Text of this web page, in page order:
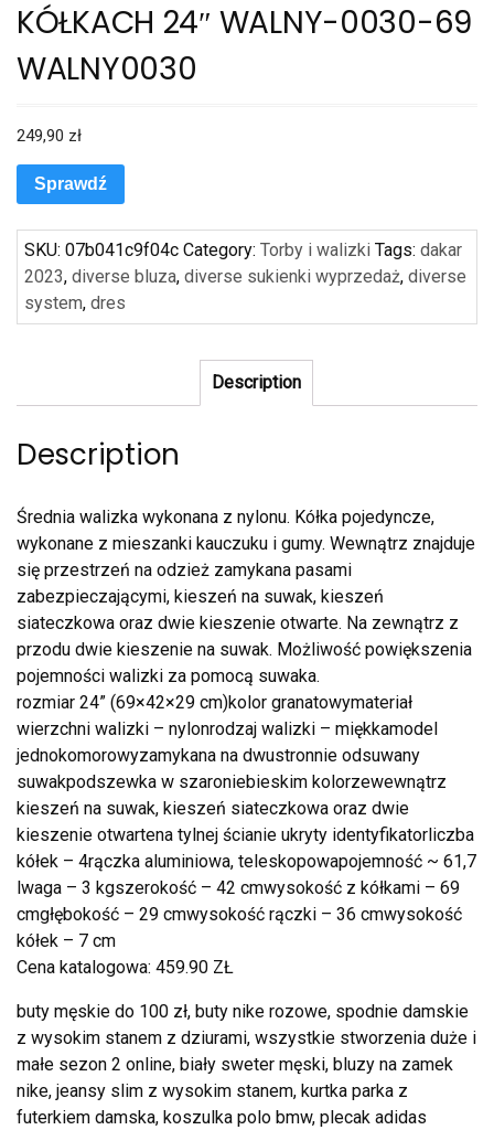
KÓŁKACH 24″ WALNY-0030-69
WALNY0030
249,90 zł
Sprawdź
SKU: 07b041c9f04c Category: Torby i walizki Tags: dakar
2023, diverse bluza, diverse sukienki wyprzedaż, diverse
system, dres
Description
Description
Średnia walizka wykonana z nylonu. Kółka pojedyncze,
wykonane z mieszanki kauczuku i gumy. Wewnątrz znajduje
się przestrzeń na odzież zamykana pasami
zabezpieczającymi, kieszeń na suwak, kieszeń
siateczkowa oraz dwie kieszenie otwarte. Na zewnątrz z
przodu dwie kieszenie na suwak. Możliwość powiększenia
pojemności walizki za pomocą suwaka.
rozmiar 24” (69×42×29 cm)kolor granatowymateriał
wierzchni walizki – nylonrodzaj walizki – miękkamodel
jednokomorowyzamykana na dwustronnie odsuwany
suwakpodszewka w szaroniebieskim kolorzewewnątrz
kieszeń na suwak, kieszeń siateczkowa oraz dwie
kieszenie otwartena tylnej ścianie ukryty identyfikatorliczba
kółek – 4rączka aluminiowa, teleskopowapojemność ~ 61,7
lwaga – 3 kgszerokość – 42 cmwysokość z kółkami – 69
cmgłębokość – 29 cmwysokość rączki – 36 cmwysokość
kółek – 7 cm
Cena katalogowa: 459.90 ZŁ
buty męskie do 100 zł, buty nike rozowe, spodnie damskie
z wysokim stanem z dziurami, wszystkie stworzenia duże i
małe sezon 2 online, biały sweter męski, bluzy na zamek
nike, jeansy slim z wysokim stanem, kurtka parka z
futerkiem damska, koszulka polo bmw, plecak adidas